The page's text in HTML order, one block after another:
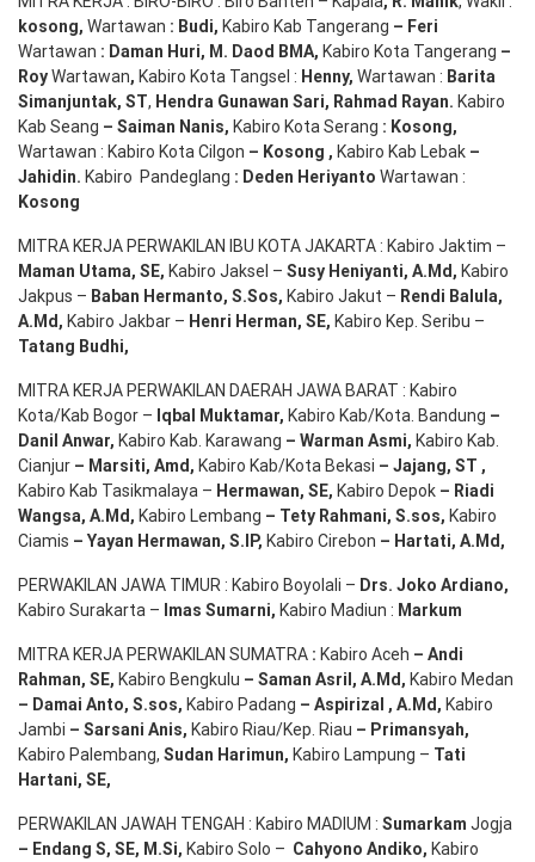
kosong, Wartawan : Budi, Kabiro Kab Tangerang – Feri
Wartawan : Daman Huri, M. Daod BMA, Kabiro Kota Tangerang –
RoyWartawan, Kabiro Kota Tangsel : Henny, Wartawan : Barita
Simanjuntak, ST, Hendra Gunawan Sari, Rahmad Rayan. Kabiro
Kab Seang – Saiman Nanis, Kabiro Kota Serang : Kosong,
Wartawan : Kabiro Kota Cilgon – Kosong , Kabiro Kab Lebak –
Jahidin. Kabiro Pandeglang : Deden Heriyanto Wartawan :
Kosong
MITRA KERJA PERWAKILAN IBU KOTA JAKARTA : Kabiro Jaktim –
Maman Utama, SE, Kabiro Jaksel – Susy Heniyanti, A.Md , Kabiro
Jakpus – Baban Hermanto, S.Sos, Kabiro Jakut – Rendi Balula,
A.Md , Kabiro Jakbar – Henri Herman, SE, Kabiro Kep. Seribu –
Tatang Budhi,
MITRA KERJA PERWAKILAN DAERAH JAWA BARAT : Kabiro
Kota/Kab Bogor – Iqbal Muktamar, Kabiro Kab/Kota. Bandung –
Danil Anwar, Kabiro Kab. Karawang – Warman Asmi, Kabiro Kab.
Cianjur – Marsiti, Amd , Kabiro Kab/Kota Bekasi – Jajang, ST ,
Kabiro Kab Tasikmalaya – Hermawan, SE, Kabiro Depok – Riadi
Wangsa, A.Md , Kabiro Lembang – Tety Rahmani, S.sos, Kabiro
Ciamis – Yayan Hermawan, S.IP, Kabiro Cirebon – Hartati, A.Md ,
PERWAKILAN JAWA TIMUR : Kabiro Boyolali – Drs. Joko Ardiano,
Kabiro Surakarta – Imas Sumarni, Kabiro Madiun : Markum
MITRA KERJA PERWAKILAN SUMATRA : Kabiro Aceh – Andi
Rahman, SE, Kabiro Bengkulu – Saman Asril , A.Md , Kabiro Medan
– Damai Anto, S.sos, Kabiro Padang – Aspirizal , A.Md , Kabiro
Jambi – Sarsani Anis, Kabiro Riau/Kep. Riau – Primansyah,
Kabiro Palembang, Sudan Harimun, Kabiro Lampung – Tati
Hartani, SE,
PERWAKILAN JAWAH TENGAH : Kabiro MADIUM : Sumarkam Jogja
– Endang S, SE, M.Si, Kabiro Solo – Cahyono Andiko, Kabiro